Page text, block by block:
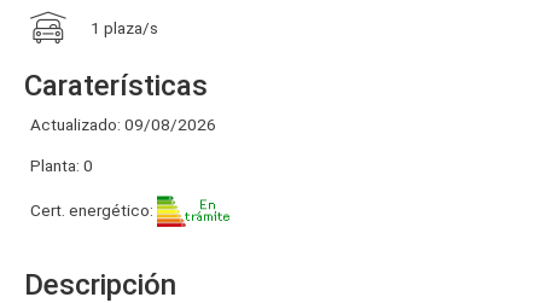
1 plaza/s
Caraterísticas
Actualizado: 09/08/2026
Planta: 0
Cert. energético:
Descripción